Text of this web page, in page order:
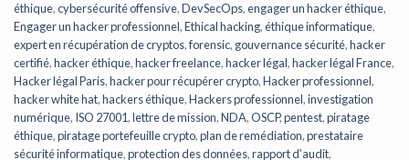
éthique,cybersécurité offensive,DevSecOps,engager un hacker éthique,
Engager un hacker professionnel,Ethical hacking,éthique informatique,
expert en récupération de cryptos,forensic, gouvernance sécurité,hacker
certifié,hacker éthique,hacker freelance,hacker légal,hacker légal France,
Hacker légal Paris,hacker pour récupérer crypto,Hacker professionnel,
hacker white hat,hackers éthique,Hackers professionnel,investigation
numérique, ISO 27001,lettre de mission,NDA,OSCP,pentest,piratage
éthique,piratage portefeuille crypto,plan de remédiation,prestataire
sécurité informatique,protection des données,rapport d’audit,